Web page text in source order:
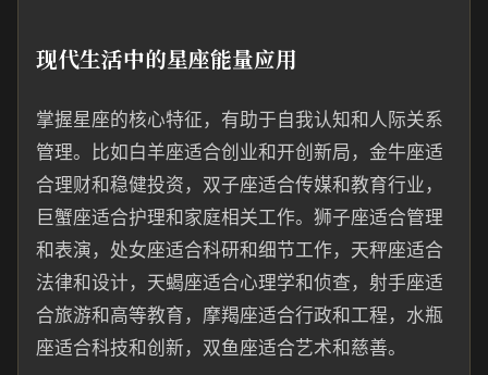
现代生活中的星座能量应用
掌握星座的核心特征，有助于自我认知和人际关系
管理。比如白羊座适合创业和开创新局，金牛座适
合理财和稳健投资，双子座适合传媒和教育行业，
巨蟹座适合护理和家庭相关工作。狮子座适合管理
和表演，处女座适合科研和细节工作，天秤座适合
法律和设计，天蝎座适合心理学和侦查，射手座适
合旅游和高等教育，摩羯座适合行政和工程，水瓶
座适合科技和创新，双鱼座适合艺术和慈善。